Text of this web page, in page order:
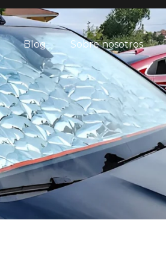
Blog Sobre nosotros